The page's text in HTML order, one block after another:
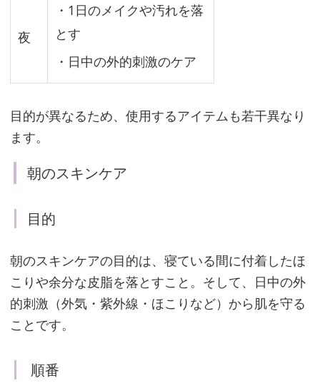
「ビ
タ
ブ
ッ
C
フ
ェ
イ
ス」
ー
夜
・1日のメイクや汚れを落
とす
・日中の外的刺激のケア
目的が異なるため、使用するアイテムも若干異なり
ます。
朝のスキンケア
目的
朝のスキンケアの目的は、寝ている間に付着したほ
こりや余分な皮脂を落とすこと。そして、日中の外
的刺激（外気・紫外線・ほこりなど）から肌を守る
ことです。
順番